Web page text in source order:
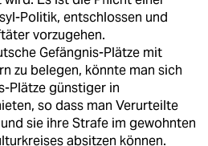
Politik, entschlossen und
vorzugehen.
Gefängnis-Plätze mit
zu belegen, könnte man sich
Plätze günstiger in
so dass man Verurteilte
sie ihre Strafe im gewohnten
absitzen können.